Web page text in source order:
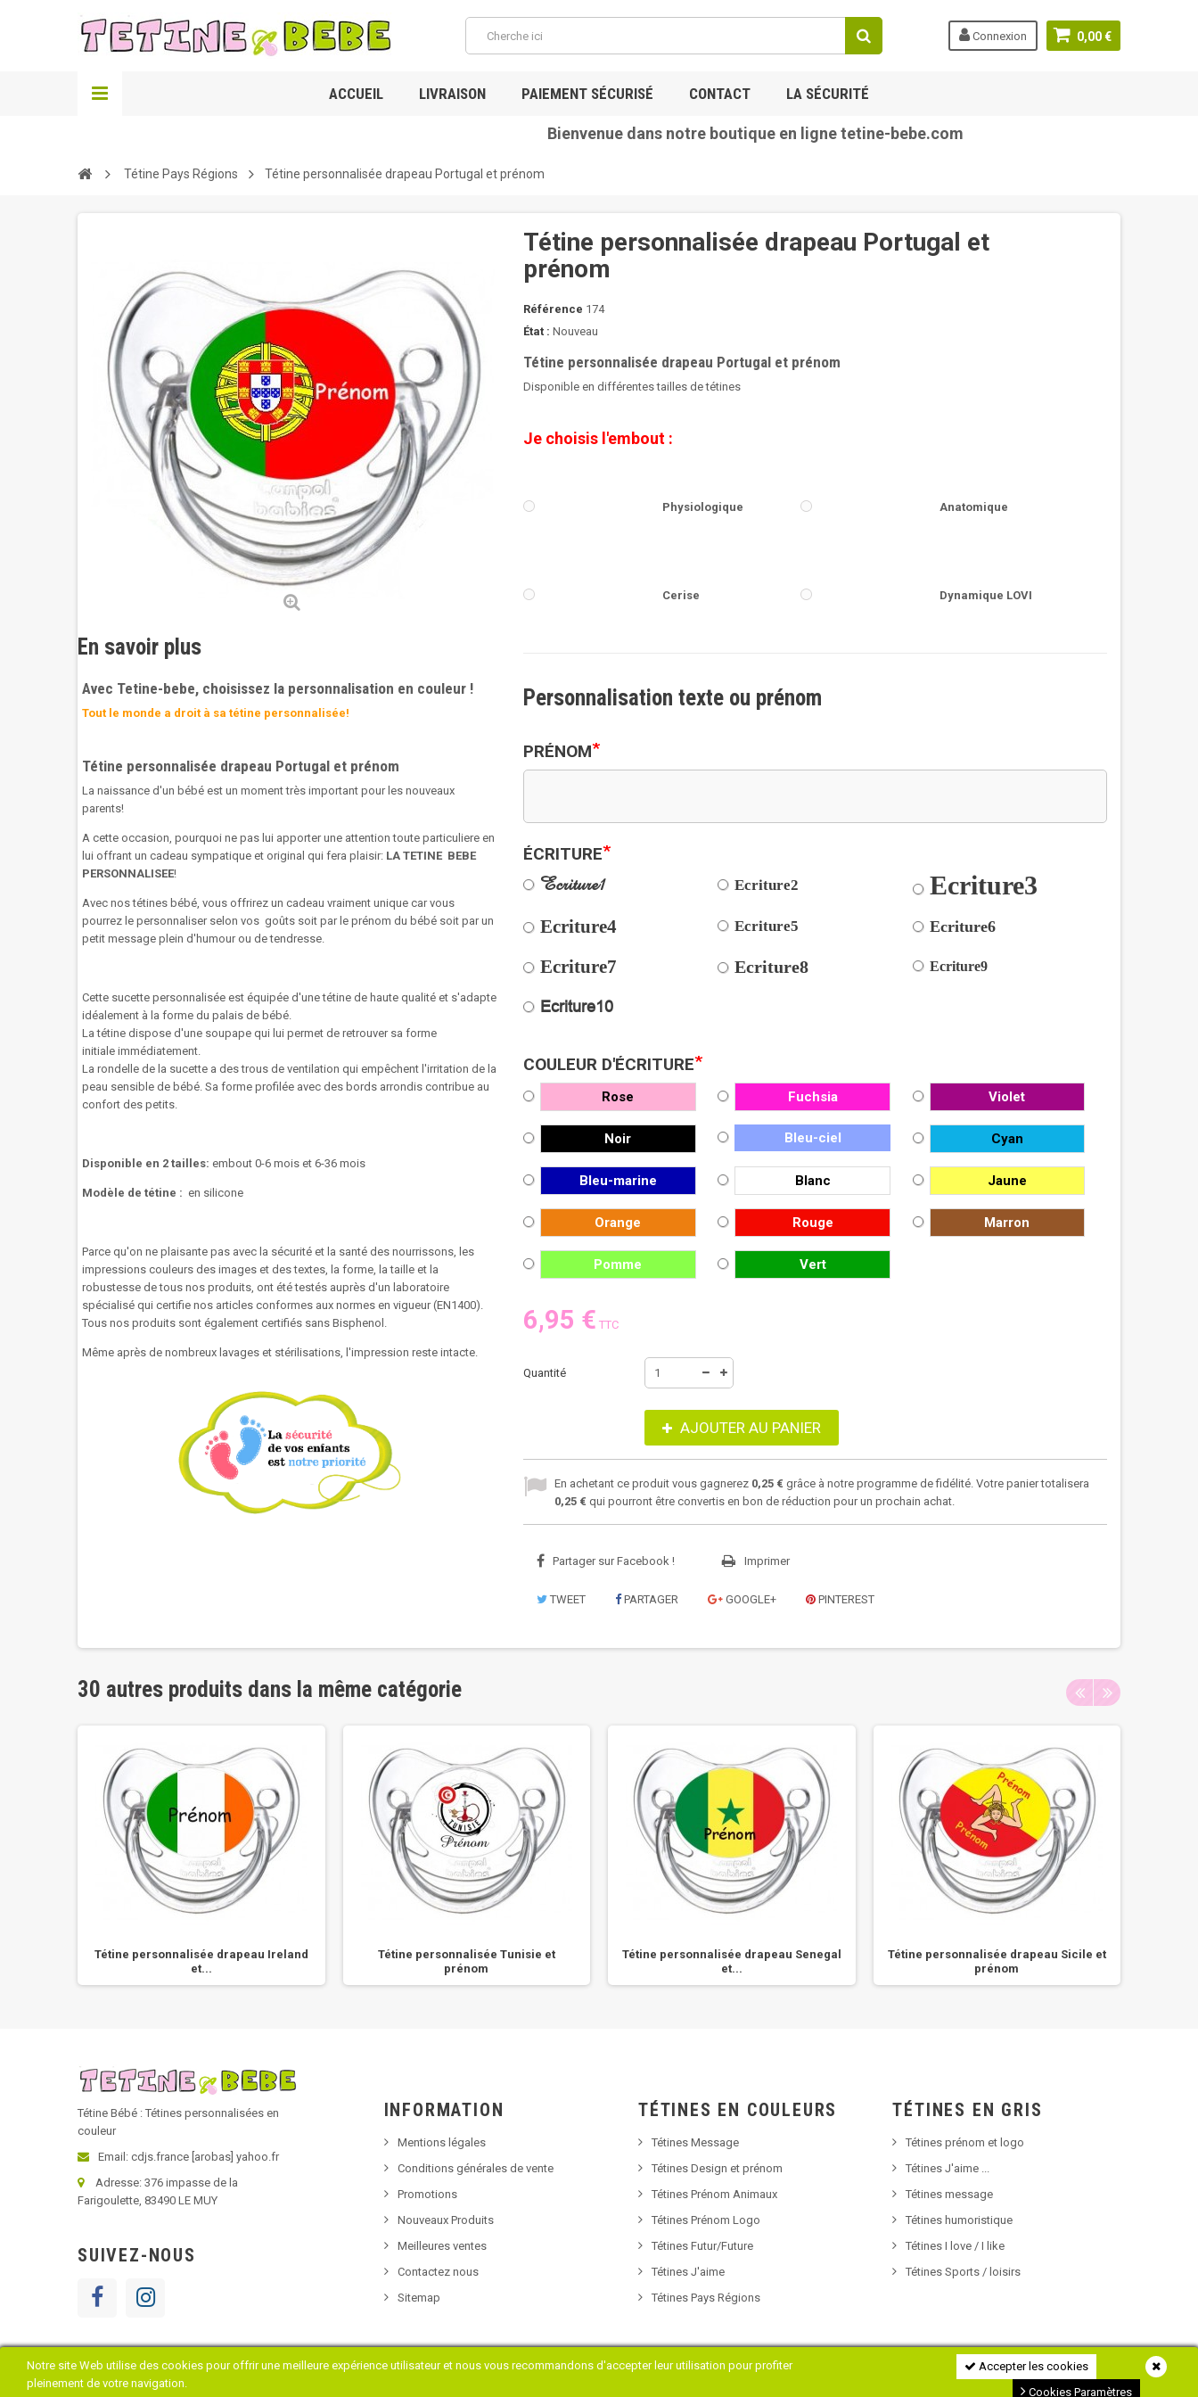
Notre site Web utilise des cookies pour offrir une meilleure expérience utilisateur et nous vous recommandons d'accepter leur utilisation pour profiter
pleinement de votre navigation.
Accepter les cookies
Cookies Paramètres
0,00 €
Connexion
ACCUEIL LIVRAISON PAIEMENT SÉCURISÉ CONTACT LA SÉCURITÉ
Bienvenue dans notre boutique en ligne tetine-bebe.com
Tétine Pays Régions Tétine personnalisée drapeau Portugal et prénom
En savoir plus
Avec Tetine-bebe, choisissez la personnalisation en couleur !
Tout le monde a droit à sa tétine personnalisée!
Tétine personnalisée drapeau Portugal et prénom
La naissance d'un bébé est un moment très important pour les nouveaux
parents!
A cette occasion, pourquoi ne pas lui apporter une attention toute particuliere en
lui offrant un cadeau sympatique et original qui fera plaisir: LA TETINE BEBE
PERSONNALISEE!
Avec nos tétines bébé, vous offrirez un cadeau vraiment unique car vous
pourrez le personnaliser selon vos goûts soit par le prénom du bébé soit par un
petit message plein d'humour ou de tendresse.
Cette sucette personnalisée est équipée d'une tétine de haute qualité et s'adapte
idéalement à la forme du palais de bébé.
Latétine dispose d'une soupape qui lui permet de retrouver sa forme
initiale immédiatement.
La rondelle de la sucette a des trous de ventilation qui empêchent l'irritation de la
peau sensible de bébé. Sa forme profilée avec des bords arrondis contribue au
confort des petits.
Disponible en 2 tailles: embout 0-6 mois et 6-36 mois
Modèle de tétine : en silicone
Parce qu'on ne plaisante pas avec la sécurité et la santé des nourrissons, les
impressions couleurs des images et des textes, la forme, la taille et la
robustesse de tous nos produits, ont été testés auprès d'un laboratoire
spécialisé qui certifie nos articles conformes aux normes en vigueur (EN1400).
Tous nos produits sont également certifiés sans Bisphenol.
Même après de nombreux lavages et stérilisations, l'impression reste intacte.
Tétine personnalisée drapeau Portugal et
prénom
Référence 174
État : Nouveau
Tétine personnalisée drapeau Portugal et prénom
Disponible en différentes tailles de tétines
Je choisis l'embout :
Physiologique Anatomique
Cerise Dynamique LOVI
Personnalisation texte ou prénom
PRÉNOM*
ÉCRITURE*
Ecriture1 Ecriture2 Ecriture3
Ecriture4 Ecriture5 Ecriture6
Ecriture7 Ecriture8 Ecriture9
Ecriture10
COULEUR D'ÉCRITURE*
Rose Fuchsia Violet
Noir Bleu-ciel Cyan
Bleu-marine Blanc Jaune
Orange Rouge Marron
Pomme Vert
6,95 € TTC
Quantité
AJOUTER AU PANIER
En achetant ce produit vous gagnerez 0,25 € grâce à notre programme de fidélité. Votre panier totalisera
0,25 € qui pourront être convertis en bon de réduction pour un prochain achat.
Partager sur Facebook ! Imprimer
TWEET PARTAGER GOOGLE+ PINTEREST
30 autres produits dans la même catégorie
Tétine personnalisée drapeau Ireland
et...
Tétine personnalisée Tunisie et
prénom
Tétine personnalisée drapeau Senegal
et...
Tétine personnalisée drapeau Sicile et
prénom
Tétine Bébé : Tétines personnalisées en
couleur
Email: cdjs.france [arobas] yahoo.fr
Adresse: 376 impasse de la
Farigoulette, 83490 LE MUY
SUIVEZ-NOUS
INFORMATION
Mentions légales
Conditions générales de vente
Promotions
Nouveaux Produits
Meilleures ventes
Contactez nous
Sitemap
TÉTINES EN COULEURS
Tétines Message
Tétines Design et prénom
Tétines Prénom Animaux
Tétines Prénom Logo
Tétines Futur/Future
Tétines J'aime
Tétines Pays Régions
TÉTINES EN GRIS
Tétines prénom et logo
Tétines J'aime ...
Tétines message
Tétines humoristique
Tétines I love / I like
Tétines Sports / loisirs
Copyright © 2018 Tétine Bébé